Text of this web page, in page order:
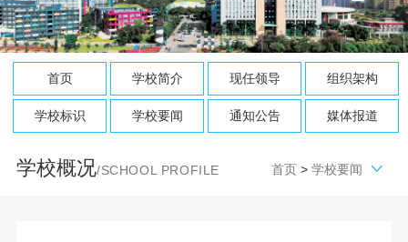
首页 学校简介 现任领导 组织架构
学校标识 学校要闻 通知公告 媒体报道
学校概况/SCHOOL PROFILE 首页 >学校要闻